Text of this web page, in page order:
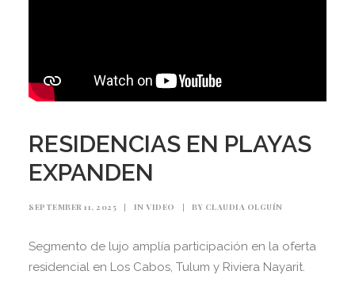
Search
RESIDENCIAS EN PLAYAS
EXPANDEN
SEPTEMBER 11, 2025 | IN VIDEO | BY CLAUDIA OLGUÍN
Segmento de lujo amplía participación en la oferta
residencial en Los Cabos, Tulum y Riviera Nayarit.